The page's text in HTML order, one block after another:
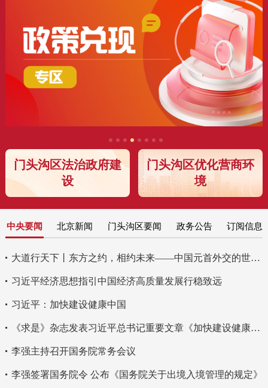
门头沟区法治政府建
设
门头沟区优化营商环
境
中央要闻 北京新闻 门头沟区要闻 政务公告 订阅信息
大道行天下丨东方之约，相约未来——中国元首外交的世界情怀与大国气派
习近平经济思想指引中国经济高质量发展行稳致远
习近平：加快建设健康中国
《求是》杂志发表习近平总书记重要文章《加快建设健康中国》
李强主持召开国务院常务会议
李强签署国务院令 公布《国务院关于出境入境管理的规定》